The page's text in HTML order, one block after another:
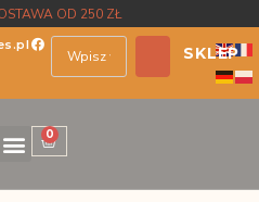
OD 250 ZŁ
SKLEP
0